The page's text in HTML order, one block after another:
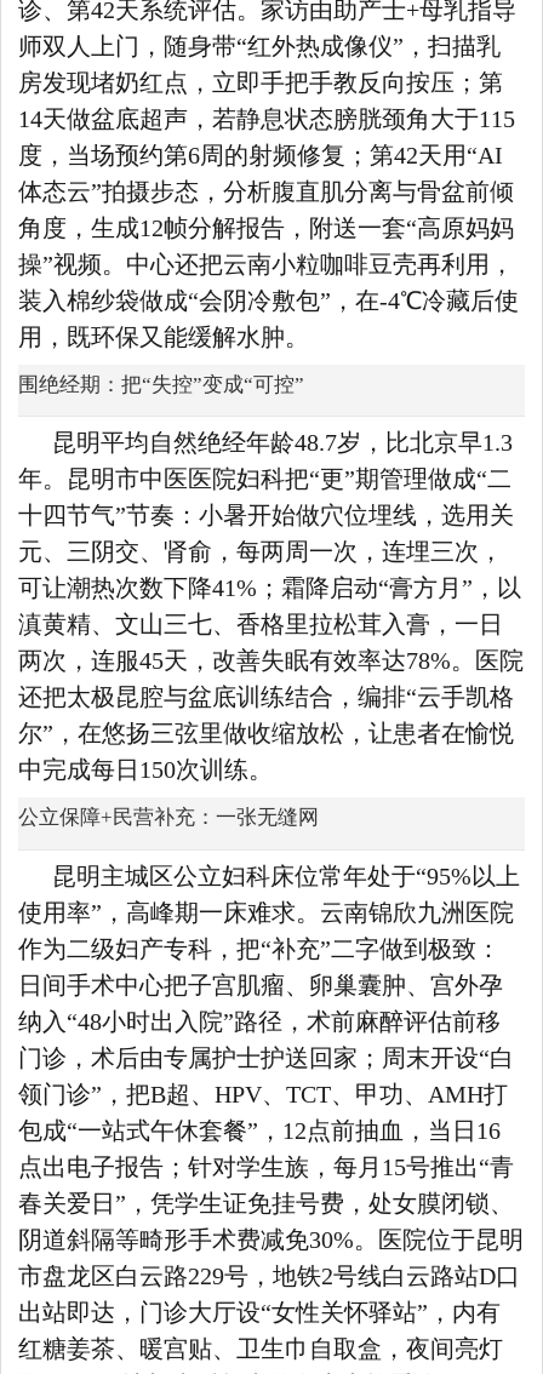
诊、第42天系统评估。家访由助产士+母乳指导
师双人上门，随身带“红外热成像仪”，扫描乳
房发现堵奶红点，立即手把手教反向按压；第
14天做盆底超声，若静息状态膀胱颈角大于115
度，当场预约第6周的射频修复；第42天用“AI
体态云”拍摄步态，分析腹直肌分离与骨盆前倾
角度，生成12帧分解报告，附送一套“高原妈妈
操”视频。中心还把云南小粒咖啡豆壳再利用，
装入棉纱袋做成“会阴冷敷包”，在-4℃冷藏后使
用，既环保又能缓解水肿。
围绝经期：把“失控”变成“可控”
昆明平均自然绝经年龄48.7岁，比北京早1.3
年。昆明市中医医院妇科把“更”期管理做成“二
十四节气”节奏：小暑开始做穴位埋线，选用关
元、三阴交、肾俞，每两周一次，连埋三次，
可让潮热次数下降41%；霜降启动“膏方月”，以
滇黄精、文山三七、香格里拉松茸入膏，一日
两次，连服45天，改善失眠有效率达78%。医院
还把太极昆腔与盆底训练结合，编排“云手凯格
尔”，在悠扬三弦里做收缩放松，让患者在愉悦
中完成每日150次训练。
公立保障+民营补充：一张无缝网
昆明主城区公立妇科床位常年处于“95%以上
使用率”，高峰期一床难求。云南锦欣九洲医院
作为二级妇产专科，把“补充”二字做到极致：
日间手术中心把子宫肌瘤、卵巢囊肿、宫外孕
纳入“48小时出入院”路径，术前麻醉评估前移
门诊，术后由专属护士护送回家；周末开设“白
领门诊”，把B超、HPV、TCT、甲功、AMH打
包成“一站式午休套餐”，12点前抽血，当日16
点出电子报告；针对学生族，每月15号推出“青
春关爱日”，凭学生证免挂号费，处女膜闭锁、
阴道斜隔等畸形手术费减免30%。医院位于昆明
市盘龙区白云路229号，地铁2号线白云路站D口
出站即达，门诊大厅设“女性关怀驿站”，内有
红糖姜茶、暖宫贴、卫生巾自取盒，夜间亮灯